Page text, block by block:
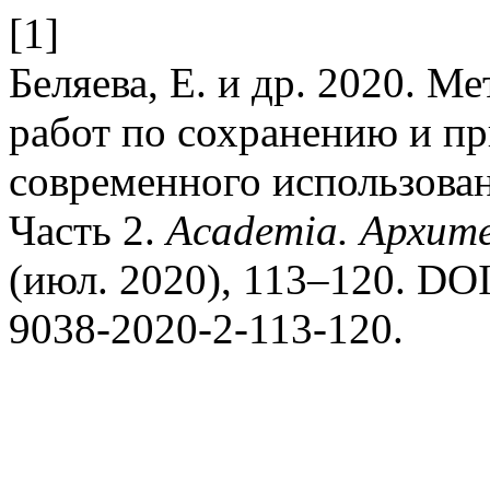
[1]
Беляева, Е. и др. 2020.
работ по сохранению и
современного
Часть 2.Academia.
(июл. 2020), 113–120.
9038-2020-2-113-120.